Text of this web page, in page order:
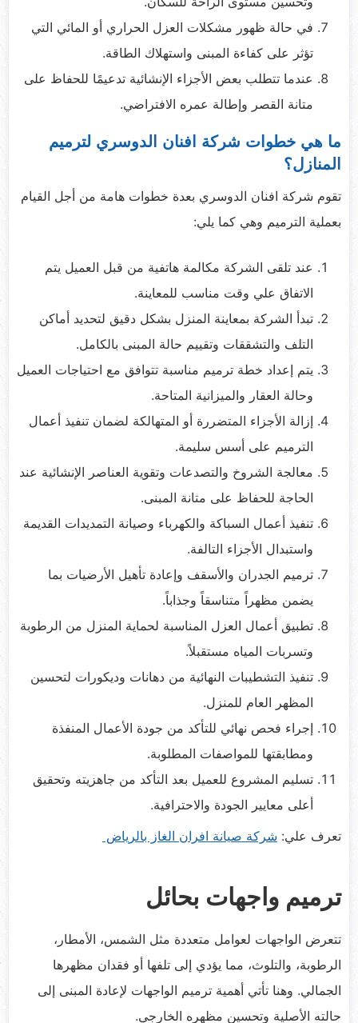
في حالة ظهور مشكلات العزل الحراري أو المائي التي
تؤثر على كفاءة المبنى واستهلاك الطاقة.
عندما تتطلب بعض الأجزاء الإنشائية تدعيمًا للحفاظ على
متانة القصر وإطالة عمره الافتراضي.
ما هي خطوات شركة افنان الدوسري لترميم
المنازل؟
تقوم شركة افنان الدوسري بعدة خطوات هامة من أجل القيام
بعملية الترميم وهي كما يلي:
عند تلقى الشركة مكالمة هاتفية من قبل العميل يتم
الاتفاق علي وقت مناسب للمعاينة.
تبدأ الشركة بمعاينة المنزل بشكل دقيق لتحديد أماكن
التلف والتشققات وتقييم حالة المبنى بالكامل.
يتم إعداد خطة ترميم مناسبة تتوافق مع احتياجات العميل
وحالة العقار والميزانية المتاحة.
إزالة الأجزاء المتضررة أو المتهالكة لضمان تنفيذ أعمال
الترميم على أسس سليمة.
معالجة الشروخ والتصدعات وتقوية العناصر الإنشائية عند
الحاجة للحفاظ على متانة المبنى.
تنفيذ أعمال السباكة والكهرباء وصيانة التمديدات القديمة
واستبدال الأجزاء التالفة.
ترميم الجدران والأسقف وإعادة تأهيل الأرضيات بما
يضمن مظهراً متناسقاً وجذاباً.
تطبيق أعمال العزل المناسبة لحماية المنزل من الرطوبة
وتسربات المياه مستقبلاً.
تنفيذ التشطيبات النهائية من دهانات وديكورات لتحسين
المظهر العام للمنزل.
إجراء فحص نهائي للتأكد من جودة الأعمال المنفذة
ومطابقتها للمواصفات المطلوبة.
تسليم المشروع للعميل بعد التأكد من جاهزيته وتحقيق
أعلى معايير الجودة والاحترافية.
تعرف علي: شركة صيانة افران الغاز بالرياض
ترميم واجهات بحائل
تتعرض الواجهات لعوامل متعددة مثل الشمس، الأمطار،
الرطوبة، والتلوث، مما يؤدي إلى تلفها أو فقدان مظهرها
الجمالي. وهنا تأتي أهمية ترميم الواجهات لإعادة المبنى إلى
حالته الأصلية وتحسين مظهره الخارجي.